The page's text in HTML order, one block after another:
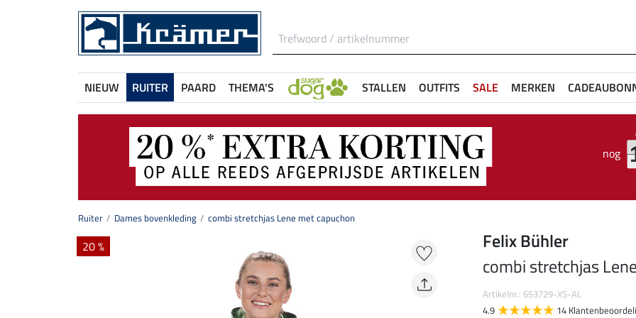
NIEUW RUITER PAARD THEMA'S STALLEN OUTFITS SALE MERKEN
nog
Ruiter Dames bovenkleding combi stretchjas Lene met capuchon
20 %
Felix Bühler
combi stretchjas
Artikelnr.: 653729-XS-AL
4.9
14